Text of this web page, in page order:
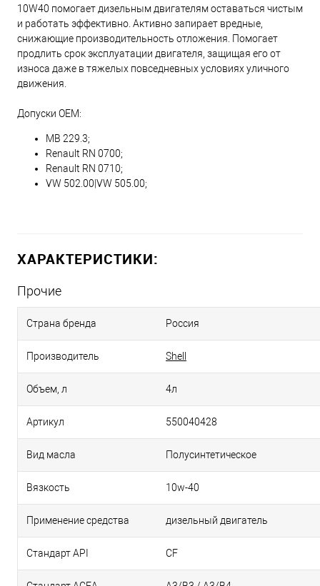
10W40 помогает дизельным двигателям оставаться чистым
и работать эффективно. Активно запирает вредные,
снижающие производительность отложения. Помогает
продлить срок эксплуатации двигателя, защищая его от
износа даже в тяжелых повседневных условиях уличного
движения.
Допуски OEM:
MB 229.3;
Renault RN 0700;
Renault RN 0710;
VW 502.00|VW 505.00;
ХАРАКТЕРИСТИКИ:
Прочие
Страна бренда Россия
Производитель Shell
Объем, л 4л
Артикул 550040428
Вид масла Полусинтетическое
Вязкость 10w-40
Применение средства дизельный двигатель
Стандарт API CF